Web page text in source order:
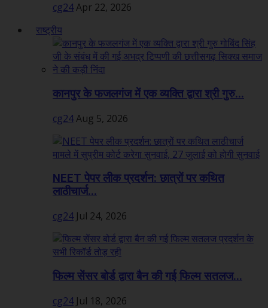
cg24Apr 22, 2026
राष्ट्रीय
कानपुर के फजलगंज में एक व्यक्ति द्वारा श्री गुरु...
cg24Aug 5, 2026
NEET पेपर लीक प्रदर्शन: छात्रों पर कथित
लाठीचार्ज...
cg24 Jul 24, 2026
फिल्म सेंसर बोर्ड द्वारा बैन की गई फिल्म सतलज...
cg24 Jul 18, 2026